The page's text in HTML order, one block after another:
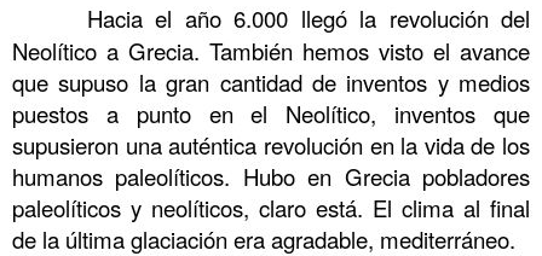
Hacia el año 6.000 llegó la revolución del
Neolítico a Grecia. También hemos visto el avance
que supuso la gran cantidad de inventos y medios
puestos a punto en el Neolítico, inventos que
supusieron una auténtica revolución en la vida de los
humanos paleolíticos. Hubo en Grecia pobladores
paleolíticos y neolíticos, claro está. El clima al final
de la última glaciación era agradable, mediterráneo.